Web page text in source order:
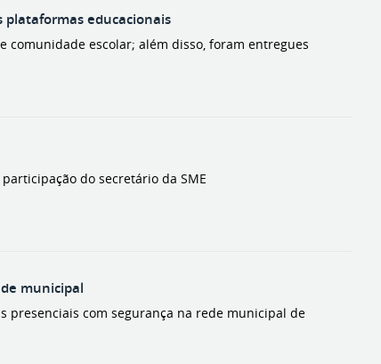
plataformas educacionais
comunidade escolar; além disso, foram entregues
do secretário da SME
municipal
presenciais com segurança na rede municipal de